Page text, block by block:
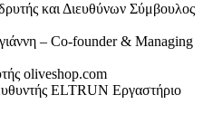
και Διευθύνων Σύμβουλος
– Co-founder & Managing
oliveshop.com
ELTRUN Εργαστήριο